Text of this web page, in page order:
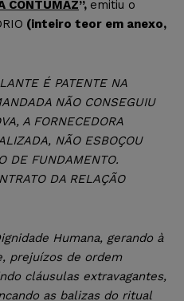
CONTUMAZ”, emitiu o
(inteiro teor em anexo,
É PATENTE NA
NÃO CONSEGUIU
A FORNECEDORA
NÃO ESBOÇOU
DE FUNDAMENTO.
DA RELAÇÃO
Humana, gerando à
prejuízos de ordem
cláusulas extravagantes,
as balizas do ritual